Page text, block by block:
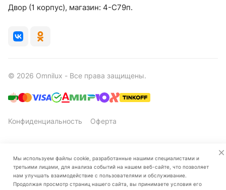
Двор (1 корпус), магазин: 4-C79п.
© 2026 Omnilux - Все права защищены.
Конфиденциальность Оферта
Мы используем файлы cookie, разработанные нашими специалистами и
третьими лицами, для анализа событий на нашем веб-сайте, что позволяет
нам улучшать взаимодействие с пользователями и обслуживание.
Продолжая просмотр страниц нашего сайта, вы принимаете условия его